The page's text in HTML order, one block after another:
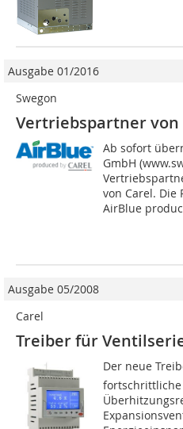
Ausgabe 01/2016
Swegon
Vertriebspartner von
Ab sofort
GmbH
von Carel.
AirBlue
Ausgabe 05/2008
Carel
Treiber für
Der neue